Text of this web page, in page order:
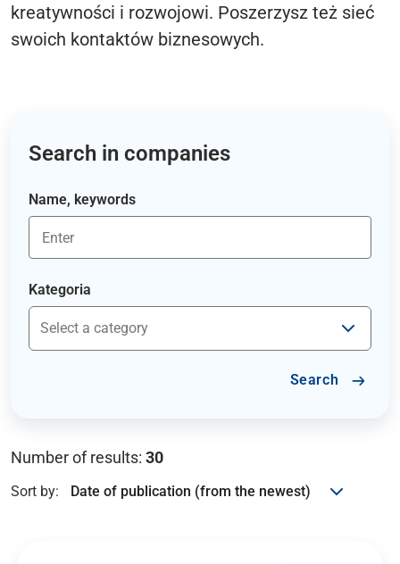
kreatywności i rozwojowi. Poszerzysz też sieć
swoich kontaktów biznesowych.
Search in companies
Name, keywords
Kategoria
Search
Number of results: 30
Sort by: